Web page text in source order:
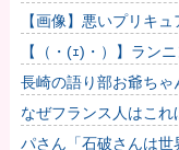
【画像】悪いプリキュ
【（・(ｪ)・）】ラン
体長約1.3メートルの
長崎の語り部お爺ちゃ
持たないと負ける」
中学...
なぜフランス人はこ
「中国と北朝鮮を除
パさん「石破さんは世